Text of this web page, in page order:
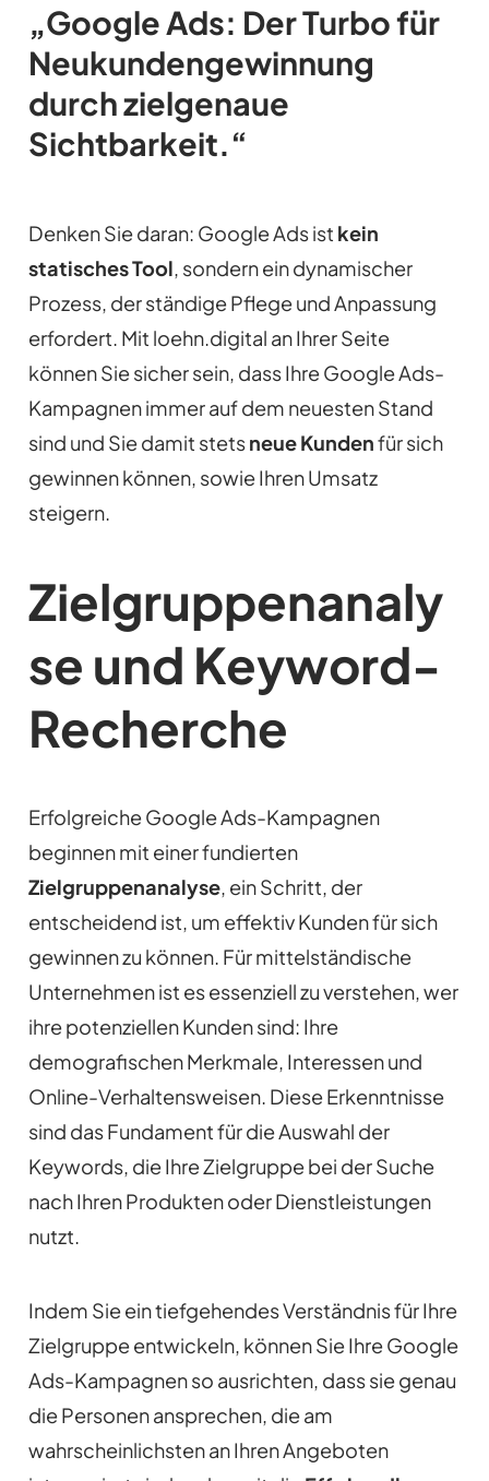
„Google Ads: Der Turbo für
Neukundengewinnung
durch zielgenaue
Sichtbarkeit.“
Denken Sie daran: Google Ads ist kein
statisches Tool, sondern ein dynamischer
Prozess, der ständige Pflege und Anpassung
erfordert. Mit loehn.digital an Ihrer Seite
können Sie sicher sein, dass Ihre Google Ads-
Kampagnen immer auf dem neuesten Stand
sind und Sie damit stetsneue Kundenfür sich
gewinnen können, sowie Ihren Umsatz
steigern.
Zielgruppenanaly
se und Keyword-
Recherche
Erfolgreiche Google Ads-Kampagnen
beginnen mit einer fundierten
Zielgruppenanalyse, ein Schritt, der
entscheidend ist, um effektiv Kunden für sich
gewinnen zu können. Für mittelständische
Unternehmen ist es essenziell zu verstehen, wer
ihre potenziellen Kunden sind: Ihre
demografischen Merkmale, Interessen und
Online-Verhaltensweisen. Diese Erkenntnisse
sind das Fundament für die Auswahl der
Keywords, die Ihre Zielgruppe bei der Suche
nach Ihren Produkten oder Dienstleistungen
nutzt.
Indem Sie ein tiefgehendes Verständnis für Ihre
Zielgruppe entwickeln, können Sie Ihre Google
Ads-Kampagnen so ausrichten, dass sie genau
die Personen ansprechen, die am
wahrscheinlichsten an Ihren Angeboten